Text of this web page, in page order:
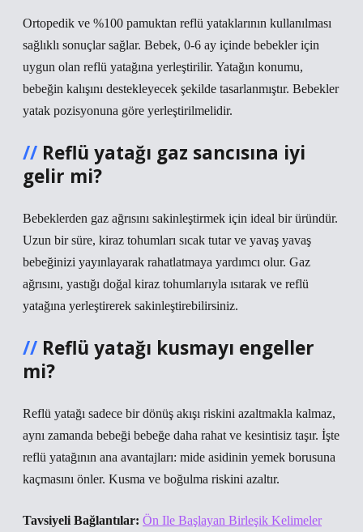
Ortopedik ve %100 pamuktan reflü yataklarının kullanılması
sağlıklı sonuçlar sağlar. Bebek, 0-6 ay içinde bebekler için
uygun olan reflü yatağına yerleştirilir. Yatağın konumu,
bebeğin kalışını destekleyecek şekilde tasarlanmıştır. Bebekler
yatak pozisyonuna göre yerleştirilmelidir.
Reflü yatağı gaz sancısına iyi
gelir mi?
Bebeklerden gaz ağrısını sakinleştirmek için ideal bir üründür.
Uzun bir süre, kiraz tohumları sıcak tutar ve yavaş yavaş
bebeğinizi yayınlayarak rahatlatmaya yardımcı olur. Gaz
ağrısını, yastığı doğal kiraz tohumlarıyla ısıtarak ve reflü
yatağına yerleştirerek sakinleştirebilirsiniz.
Reflü yatağı kusmayı engeller
mi?
Reflü yatağı sadece bir dönüş akışı riskini azaltmakla kalmaz,
aynı zamanda bebeği bebeğe daha rahat ve kesintisiz taşır. İşte
reflü yatağının ana avantajları: mide asidinin yemek borusuna
kaçmasını önler. Kusma ve boğulma riskini azaltır.
Tavsiyeli Bağlantılar: Ön Ile Başlayan Birleşik Kelimeler